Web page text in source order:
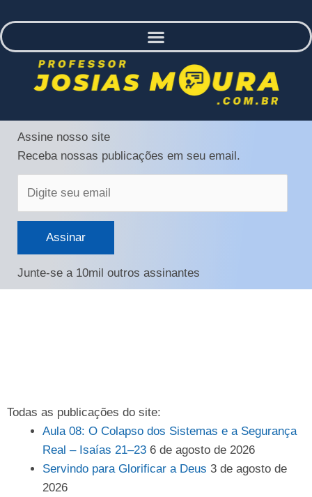
Assine nosso site
Receba nossas publicações em seu email.
Digite
seu
Assinar
Junte-se a 10mil outros assinantes
Todas as publicações do site:
Aula 08: O Colapso dos Sistemas e a Segurança
Real – Isaías 21–23 6 de agosto de 2026
Servindo para Glorificar a Deus 3 de agosto de
2026